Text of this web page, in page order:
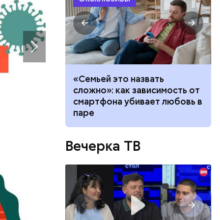
о
и
как
борщевик и
«Семьей это назвать
сложно»: как зависимость от
смартфона убивает любовь в
паре
Вечерка ТВ